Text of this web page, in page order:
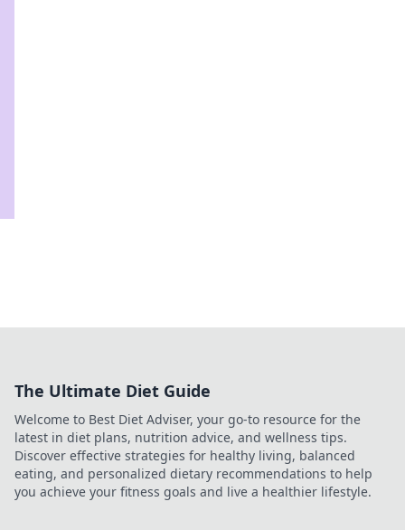
The Ultimate Diet Guide
Welcome to Best Diet Adviser, your go-to resource for the
latest in diet plans, nutrition advice, and wellness tips.
Discover effective strategies for healthy living, balanced
eating, and personalized dietary recommendations to help
you achieve your fitness goals and live a healthier lifestyle.